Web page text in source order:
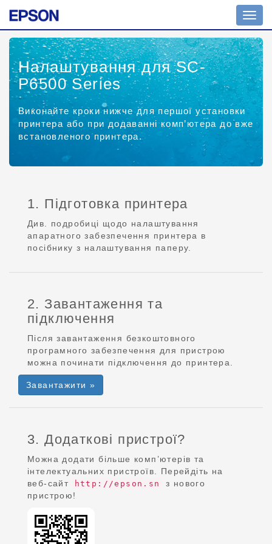
Налаштування для SC-
P6500 Series
Виконайте кроки нижче для першої установки
принтера або при додаванні комп’ютера до вже
встановленого принтера.
1. Підготовка принтера
Див. подробиці щодо налаштування
апаратного забезпечення принтера в
посібнику з налаштування паперу.
2. Завантаження та
підключення
Після завантаження безкоштовного
програмного забезпечення для пристрою
можна починати підключення до принтера.
Завантажити »
3. Додаткові пристрої?
Можна додати більше комп’ютерів та
інтелектуальних пристроїв. Перейдіть на
веб-сайт
http://epson.sn
з нового
пристрою!